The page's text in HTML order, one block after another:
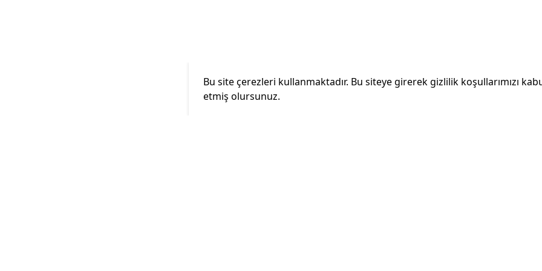
Bu site çerezleri kullanmaktadır. Bu siteye girerek gizlilik koşullarımızı
etmiş olursunuz.